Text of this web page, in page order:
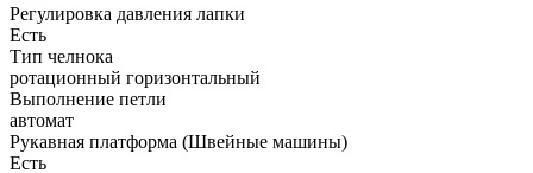
Регулировка давления лапки
Есть
Тип челнока
ротационный горизонтальный
Выполнение петли
автомат
Рукавная платформа (Швейные машины)
Есть